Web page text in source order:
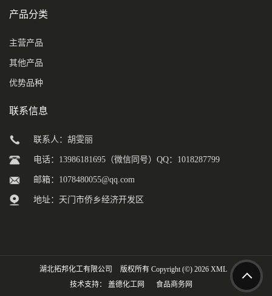
产品分类
主营产品
其他产品
优势品种
联系信息
联系人：胡雯丽
电话：13986181695（微信同号）QQ：1018287799
邮箱： 1078480055@qq.com
地址：天门市侨乡经济开发区
湖北拓邦化工有限公司 版权所有 Copyright (©) 2026 XML
技术支持： 盖德化工网 食品商务网